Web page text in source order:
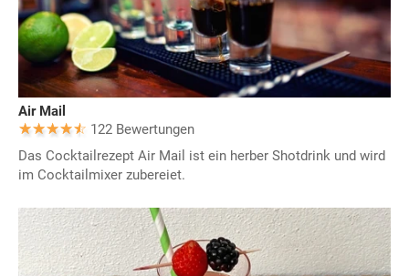
Air Mail
122 Bewertungen
Das Cocktailrezept Air Mail ist ein herber Shotdrink und wird
im Cocktailmixer zubereiet.